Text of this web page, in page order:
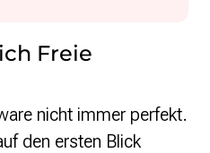
Freie
nicht immer perfekt.
den ersten Blick